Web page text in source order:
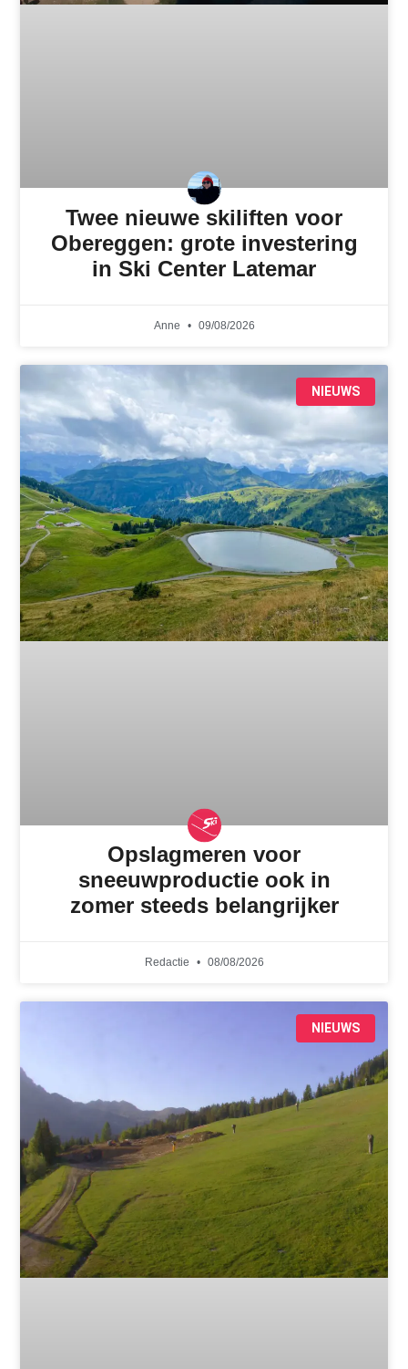
Twee nieuwe skiliften voor
Obereggen: grote investering
in Ski Center Latemar
Anne 09/08/2026
NIEUWS
Opslagmeren voor
sneeuwproductie ook in
zomer steeds belangrijker
Redactie 08/08/2026
NIEUWS